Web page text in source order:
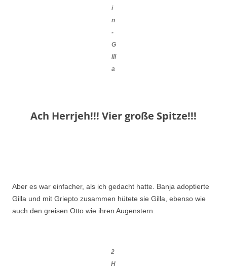
i
n
-
G
ill
a
Ach Herrjeh!!! Vier große Spitze!!!
Aber es war einfacher, als ich gedacht hatte. Banja adoptierte
Gilla und mit Griepto zusammen hütete sie Gilla, ebenso wie
auch den greisen Otto wie ihren Augenstern.
2
H